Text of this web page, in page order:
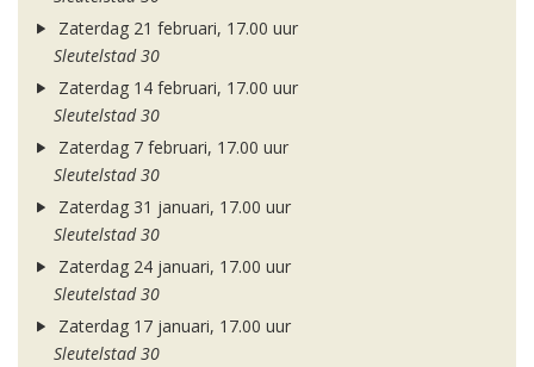
Zaterdag 21 februari, 17.00 uur
Sleutelstad 30
Zaterdag 14 februari, 17.00 uur
Sleutelstad 30
Zaterdag 7 februari, 17.00 uur
Sleutelstad 30
Zaterdag 31 januari, 17.00 uur
Sleutelstad 30
Zaterdag 24 januari, 17.00 uur
Sleutelstad 30
Zaterdag 17 januari, 17.00 uur
Sleutelstad 30